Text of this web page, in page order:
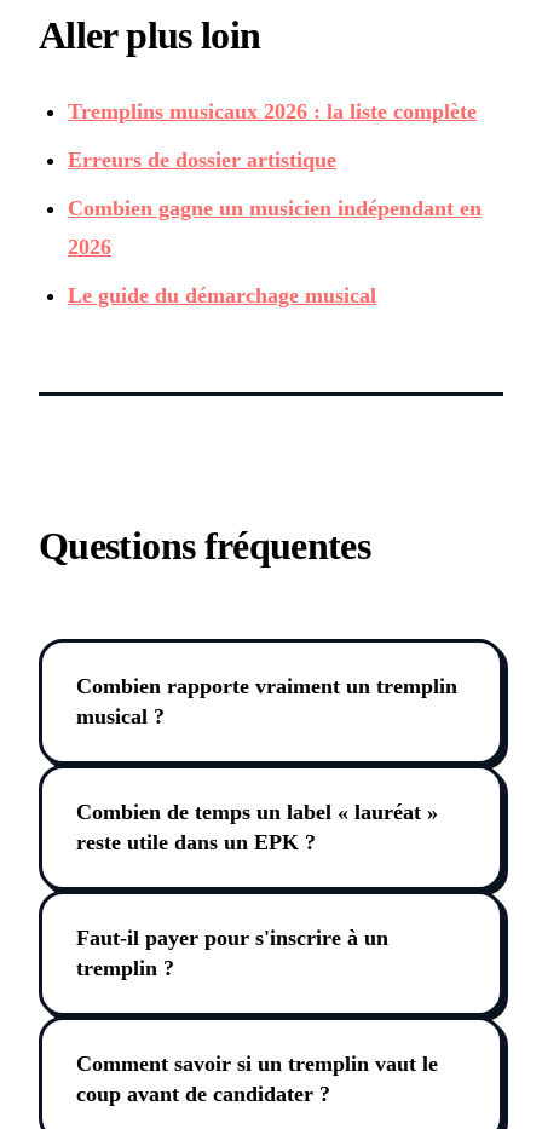
Aller plus loin
Tremplins musicaux 2026 : la liste complète
Erreurs de dossier artistique
Combien gagne un musicien indépendant en
2026
Le guide du démarchage musical
Questions fréquentes
Combien rapporte vraiment un tremplin
musical ?
Combien de temps un label « lauréat »
reste utile dans un EPK ?
Faut-il payer pour s'inscrire à un
tremplin ?
Comment savoir si un tremplin vaut le
coup avant de candidater ?